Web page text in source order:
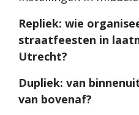
Repliek: wie
straatfeesten in
Utrecht?
Dupliek: van
van bovenaf?